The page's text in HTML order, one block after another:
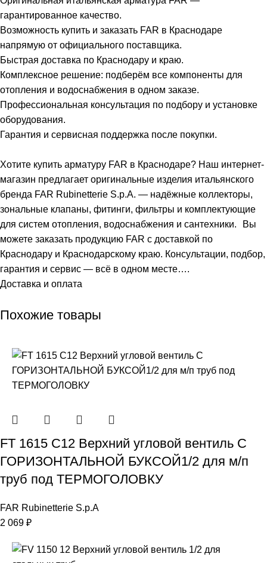
гарантированное качество.
Возможность купить и заказать FAR в Краснодаре
напрямую от официального поставщика.
Быстрая доставка по Краснодару и краю.
Комплексное решение: подберём все компоненты для
отопления и водоснабжения в одном заказе.
Профессиональная консультация по подбору и установке
оборудования.
Гарантия и сервисная поддержка после покупки.
Хотите купить арматуру FAR в Краснодаре? Наш интернет-
магазин предлагает оригинальные изделия итальянского
бренда FAR Rubinetterie S.p.A. — надёжные коллекторы,
зональные клапаны, фитинги, фильтры и комплектующие
для систем отопления, водоснабжения и сантехники. Вы
можете заказать продукцию FAR с доставкой по
Краснодару и Краснодарскому краю. Консультации, подбор,
гарантия и сервис — всё в одном месте….
Доставка и оплата
Похожие товары
FT 1615 C12 Верхний угловой вентиль С
ГОРИЗОНТАЛЬНОЙ БУКСОЙ1/2 для м/п
труб под ТЕРМОГОЛОВКУ
FAR Rubinetterie S.p.A
2 069 ₽